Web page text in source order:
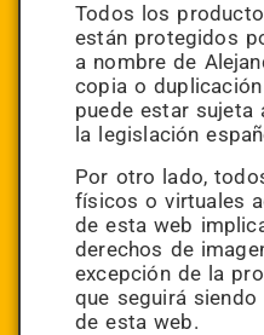
Todos los
están protegidos
a nombre de
copia o
puede estar sujeta
la legislación
Por otro lado,
físicos o virtuales
de esta web
derechos de
excepción de la
que seguirá
de esta web.